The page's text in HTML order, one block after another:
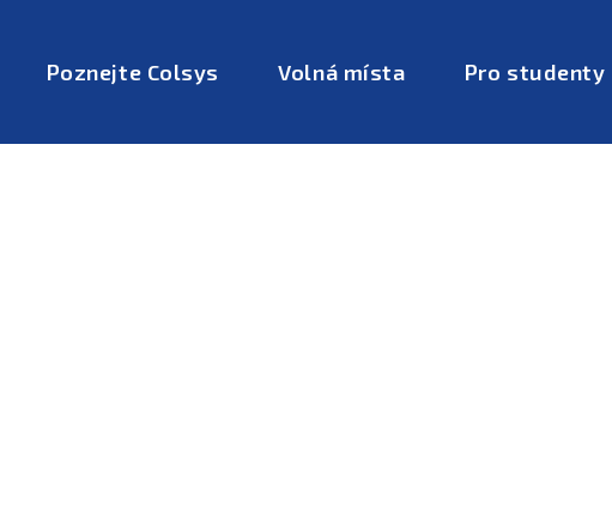
Poznejte Colsys Volná místa Pro studenty